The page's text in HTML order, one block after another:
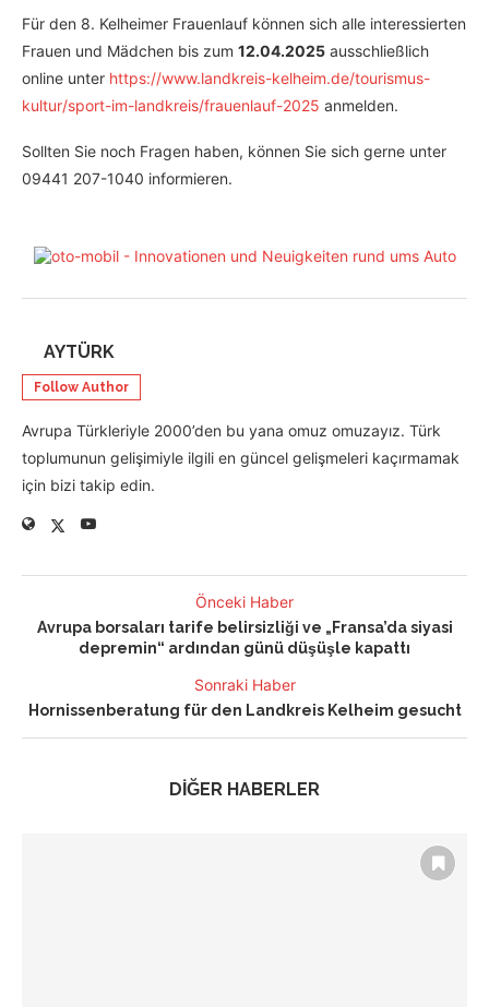
Für den 8. Kelheimer Frauenlauf können sich alle interessierten
Frauen und Mädchen bis zum 12.04.2025 ausschließlich
online unter https://www.landkreis-kelheim.de/tourismus-
kultur/sport-im-landkreis/frauenlauf-2025 anmelden.
Sollten Sie noch Fragen haben, können Sie sich gerne unter
09441 207-1040 informieren.
AYTÜRK
Follow Author
Avrupa Türkleriyle 2000’den bu yana omuz omuzayız. Türk
toplumunun gelişimiyle ilgili en güncel gelişmeleri kaçırmamak
için bizi takip edin.
Önceki Haber
Avrupa borsaları tarife belirsizliği ve „Fransa’da siyasi
depremin“ ardından günü düşüşle kapattı
Sonraki Haber
Hornissenberatung für den Landkreis Kelheim gesucht
DİĞER HABERLER